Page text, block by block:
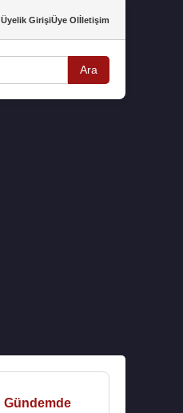
Üyelik GirişiÜye Olİletişim
Ara
Gündemde